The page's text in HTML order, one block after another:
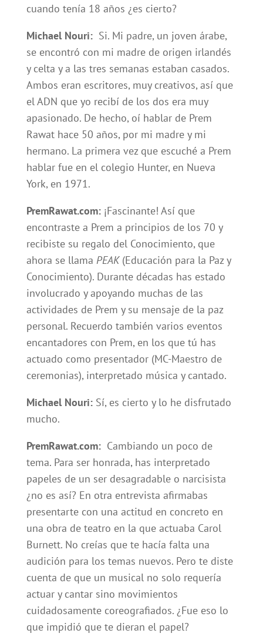
cuando tenía 18 años ¿es cierto?
Michael Nouri:Si. Mi padre, un joven árabe,
se encontró con mi madre de origen irlandés
y celta y a las tres semanas estaban casados.
Ambos eran escritores, muy creativos, así que
el ADN que yo recibí de los dos era muy
apasionado. De hecho, oí hablar de Prem
Rawat hace 50 años, por mi madre y mi
hermano. La primera vez que escuché a Prem
hablar fue en el colegio Hunter, en Nueva
York, en 1971.
PremRawat.com:¡Fascinante! Así que
encontraste a Prem a principios de los 70 y
recibiste su regalo del Conocimiento, que
ahora se llama PEAK(Educación para la Paz y
Conocimiento). Durante décadas has estado
involucrado y apoyando muchas de las
actividades de Prem y su mensaje de la paz
personal. Recuerdo también varios eventos
encantadores con Prem, en los que tú has
actuado como presentador (MC-Maestro de
ceremonias), interpretado música y cantado.
Michael Nouri:Sí, es cierto y lo he disfrutado
mucho.
PremRawat.com:Cambiando un poco de
tema. Para ser honrada, has interpretado
papeles de un ser desagradable o narcisista
¿no es así? En otra entrevista afirmabas
presentarte con una actitud en concreto en
una obra de teatro en la que actuaba Carol
Burnett. No creías que te hacía falta una
audición para los temas nuevos. Pero te diste
cuenta de que un musical no solo requería
actuar y cantar sino movimientos
cuidadosamente coreografiados. ¿Fue eso lo
que impidió que te dieran el papel?